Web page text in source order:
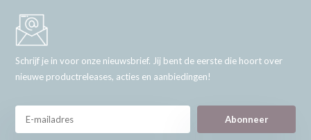
Schrijf je in voor onze nieuwsbrief. Jij bent de eerste die hoort over
nieuwe productreleases, acties en aanbiedingen!
Abonneer